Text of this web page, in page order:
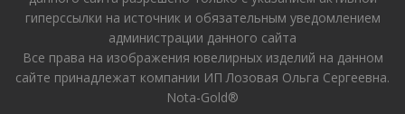
гиперссылки на источник и обязательным уведомлением
администрации данного сайта
Все права на изображения ювелирных изделий на данном
сайте принадлежат компании ИП Лозовая Ольга Сергеевна.
Nota-Gold®